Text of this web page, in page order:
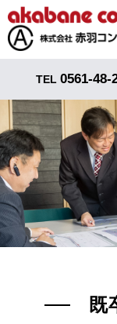
TEL 0561-48-
既